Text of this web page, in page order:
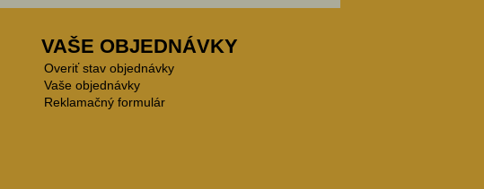
VAŠE OBJEDNÁVKY
Overiť stav objednávky
Vaše objednávky
Reklamačný formulár